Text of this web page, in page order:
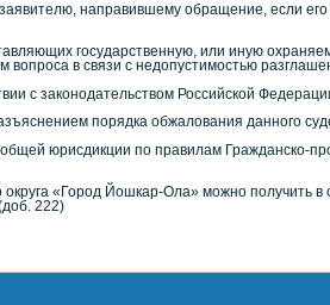
направившему обращение, если
государственную, или иную
в связи с недопустимостью
с законодательством Российской
порядка обжалования данного
юрисдикции по правилам Гражданско-
«Город Йошкар-Ола» можно получить в
222)